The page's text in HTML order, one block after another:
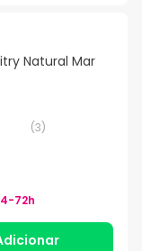
Natural Mar
(3)
72h